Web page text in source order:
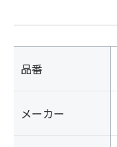
品番
メーカー